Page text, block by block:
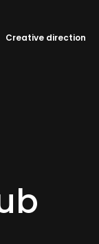
Creative direction